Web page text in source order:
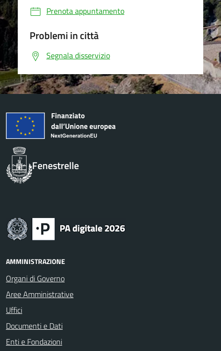
Prenota appuntamento
Problemi in città
Segnala disservizio
Fenestrelle
AMMINISTRAZIONE
Organi di Governo
Aree Amministrative
Uffici
Documenti e Dati
Enti e Fondazioni